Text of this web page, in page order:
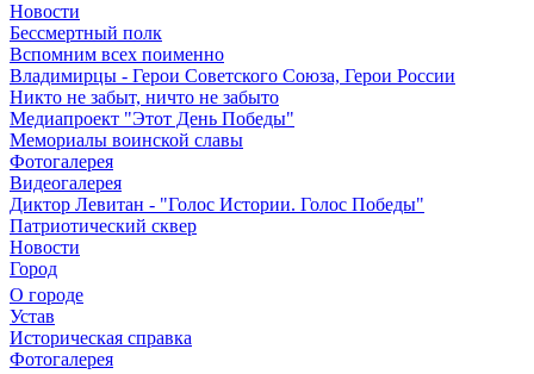
Новости
Бессмертный полк
Вспомним всех поименно
Владимирцы - Герои Советского Союза, Герои России
Никто не забыт, ничто не забыто
Медиапроект "Этот День Победы"
Мемориалы воинской славы
Фотогалерея
Видеогалерея
Диктор Левитан - "Голос Истории. Голос Победы"
Патриотический сквер
Новости
Город
О городе
Устав
Историческая справка
Фотогалерея